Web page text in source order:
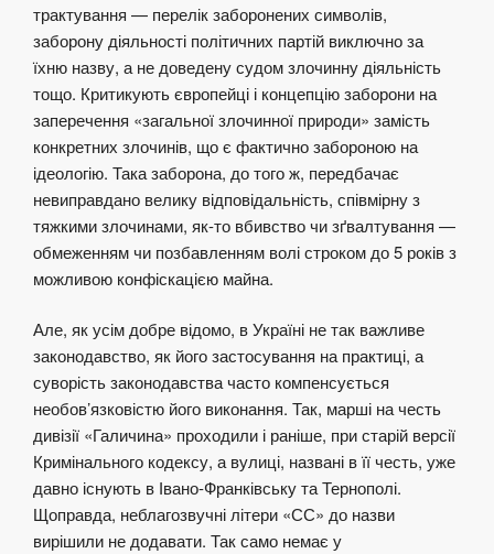
трактування — перелік заборонених символів,
заборону діяльності політичних партій виключно за
їхню назву, а не доведену судом злочинну діяльність
тощо. Критикують європейці і концепцію заборони на
заперечення «загальної злочинної природи» замість
конкретних злочинів, що є фактично забороною на
ідеологію. Така заборона, до того ж, передбачає
невиправдано велику відповідальність, співмірну з
тяжкими злочинами, як-то вбивство чи зґвалтування —
обмеженням чи позбавленням волі строком до 5 років з
можливою конфіскацією майна.
Але, як усім добре відомо, в Україні не так важливе
законодавство, як його застосування на практиці, а
суворість законодавства часто компенсується
необов’язковістю його виконання. Так, марші на честь
дивізії «Галичина» проходили і раніше, при старій версії
Кримінального кодексу, а вулиці, названі в її честь, уже
давно існують в Івано-Франківську та Тернополі.
Щоправда, неблагозвучні літери «СС» до назви
вирішили не додавати. Так само немає у